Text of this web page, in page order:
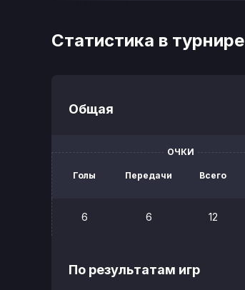
Статистика в турнире
Общая
ОЧКИ
Голы Передачи Всего
6 6 12
По результатам игр